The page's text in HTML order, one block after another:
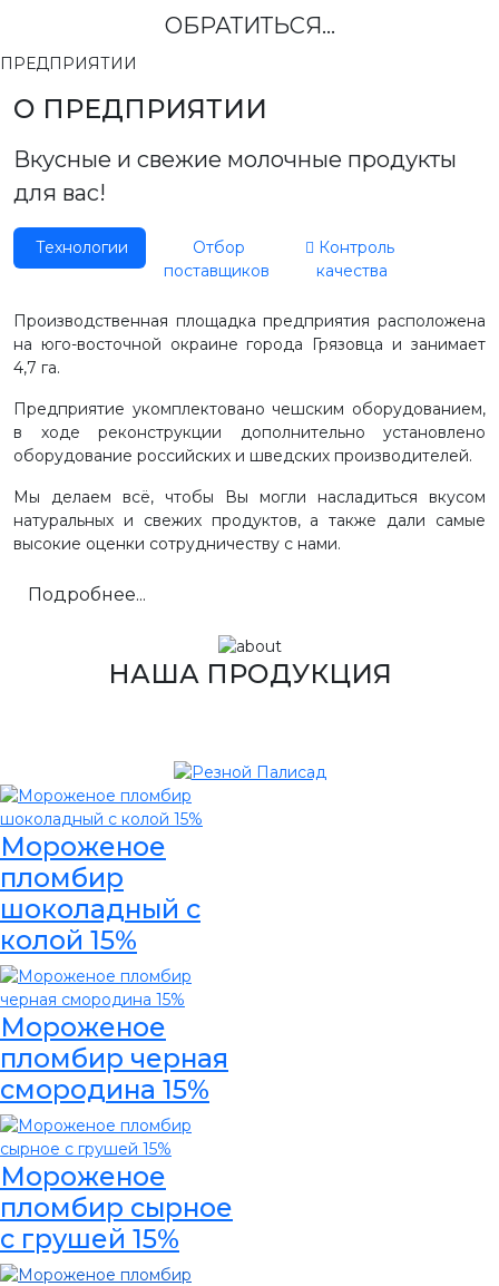
ОБРАТИТЬСЯ...
ПРЕДПРИЯТИИ
О ПРЕДПРИЯТИИ
Вкусные и свежие молочные продукты
для вас!
Технологии
Отбор
поставщиков
Контроль
качества
Производственная площадка предприятия расположена
на юго-восточной окраине города Грязовца и занимает
4,7 га.
Предприятие укомплектовано чешским оборудованием,
в ходе реконструкции дополнительно установлено
оборудование российских и шведских производителей.
Мы делаем всё, чтобы Вы могли насладиться вкусом
натуральных и свежих продуктов, а также дали самые
высокие оценки сотрудничеству с нами.
Подробнее...
НАША ПРОДУКЦИЯ
Мороженое
пломбир
шоколадный с
колой 15%
Мороженое
пломбир черная
смородина 15%
Мороженое
пломбир сырное
с грушей 15%